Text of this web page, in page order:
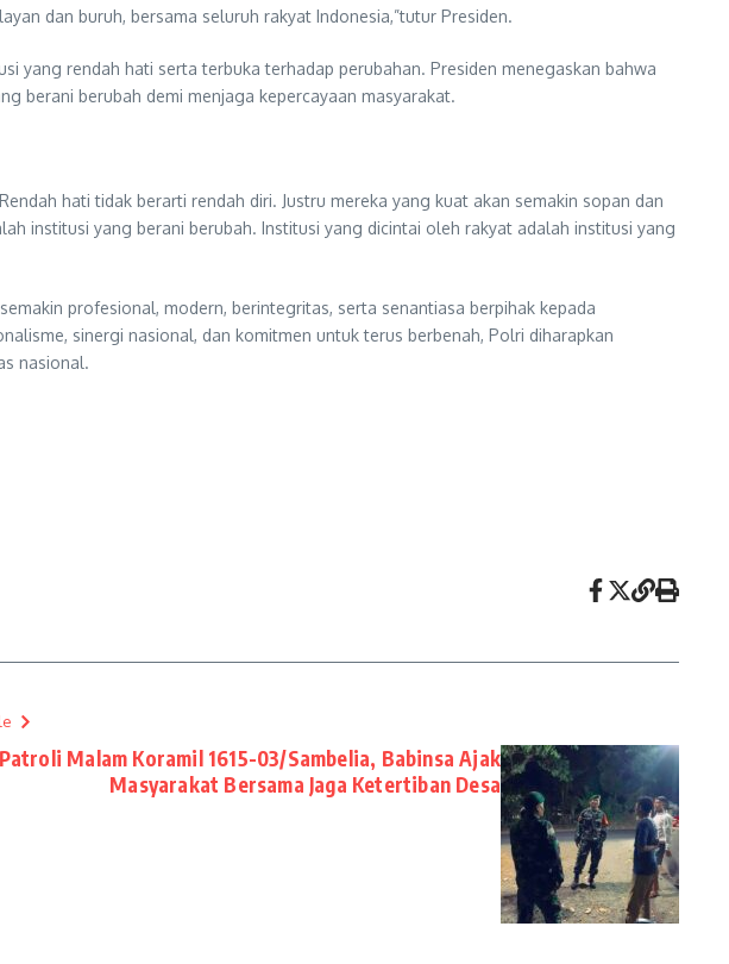
dan buruh, bersama seluruh rakyat Indonesia,”tutur Presiden.
yang rendah hati serta terbuka terhadap perubahan. Presiden menegaskan bahwa
berani berubah demi menjaga kepercayaan masyarakat.
hati tidak berarti rendah diri. Justru mereka yang kuat akan semakin sopan dan
institusi yang berani berubah. Institusi yang dicintai oleh rakyat adalah institusi yang
profesional, modern, berintegritas, serta senantiasa berpihak kepada
sinergi nasional, dan komitmen untuk terus berbenah, Polri diharapkan
nasional.
Patroli Malam Koramil 1615-03/Sambelia, Babinsa Ajak
Masyarakat Bersama Jaga Ketertiban Desa